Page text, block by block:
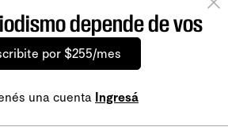
depende de vos
por $255/mes
una cuenta Ingresá